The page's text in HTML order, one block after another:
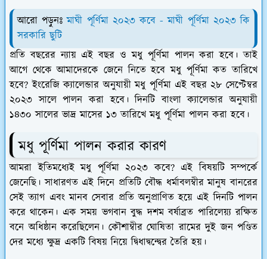
আরো পড়ুনঃমাঘী পূর্ণিমা ২০২৩ কবে - মাঘী পূর্ণিমা ২০২৩ কি
সরকারি ছুটি
প্রতি বছরের ন্যায় এই বছর ও মধু পূর্ণিমা পালন করা হবে। তাই
আগে থেকে আমাদেরকে জেনে নিতে হবে মধু পূর্ণিমা কত তারিখে
হবে? ইংরেজি ক্যালেন্ডার অনুযায়ী মধু পূর্ণিমা এই বছর ২৮ সেপ্টেম্বর
২০২৩ সালে পালন করা হবে। দিনটি বাংলা ক্যালেন্ডার অনুযায়ী
১৪৩০ সালের ভাদ্র মাসের ১৩ তারিখে মধু পূর্ণিমা পালন করা হবে।
মধু পূর্ণিমা পালন করার কারণ
আমরা ইতিমধ্যেই মধু পূর্ণিমা ২০২৩ কবে? এই বিষয়টি সম্পর্কে
জেনেছি। সাধারণত এই দিনে প্রতিটি বৌদ্ধ ধর্মাবলম্বীর মানুষ বানরের
সেই ত্যাগ এবং মানব সেবার প্রতি অনুপ্রাণিত হয়ে এই দিনটি পালন
করে থাকেন। এক সময় ভগবান বুদ্ধ দশম বর্ষাব্রত পারিলেয়্য রক্ষিত
বনে অধিষ্ঠান করেছিলেন। কৌশাম্বীর ঘোষিতা রামের দুই জন পণ্ডিত
দের মধ্যে ক্ষুদ্র একটি বিষয় নিয়ে দ্বিধাদ্বন্দ্বের তৈরি হয়।